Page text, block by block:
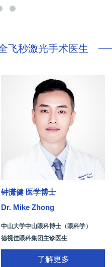
飞秒激光手术医生
钟潇健 医学博士
Dr. Mike Zhong
中山大学中山眼科博士（眼科学）
德视佳眼科集团主诊医生
了解更多